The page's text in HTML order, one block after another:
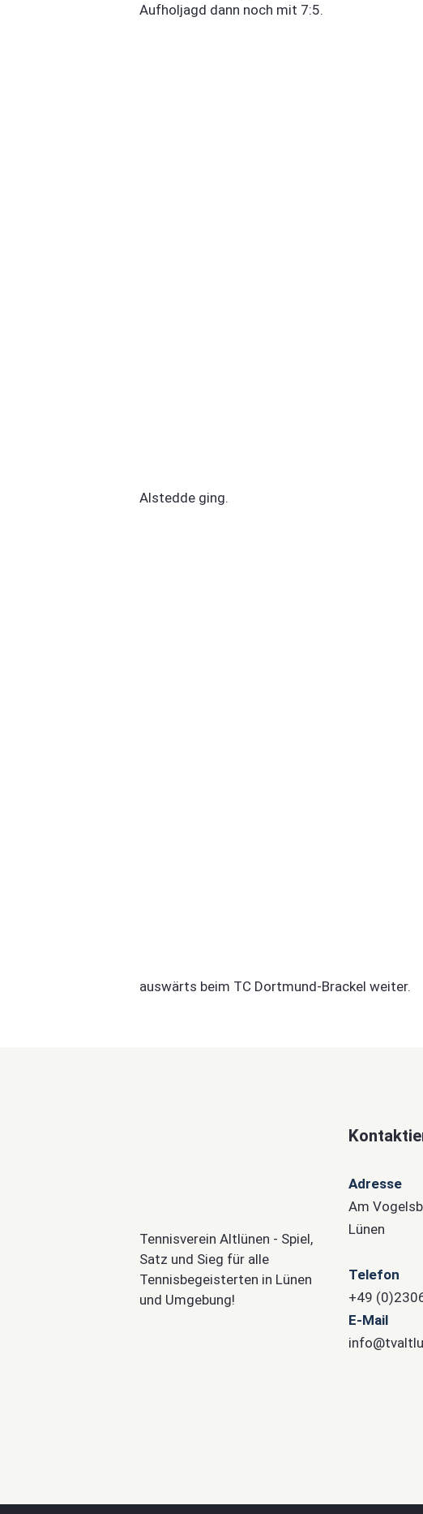
Aufholjagd dann noch mit 7:5.
Alstedde ging.
auswärts beim TC Dortmund-Brackel weiter.
Tennisverein Altlünen - Spiel,
Satz und Sieg für alle
Tennisbegeisterten in Lünen
und Umgebung!
Adresse
Am
Lünen
Telefon
+49
E-Mail